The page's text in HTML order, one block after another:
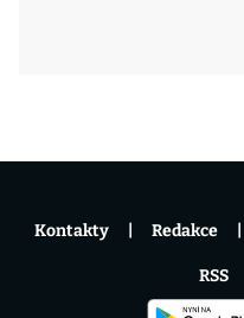
Kontakty Redakce
RSS